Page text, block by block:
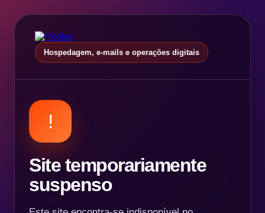
Hospedagem, e-mails e operações digitais
!
Site temporariamente
suspenso